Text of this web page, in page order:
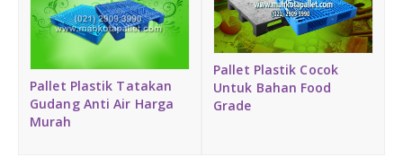
Pallet Plastik Tatakan
Gudang Anti Air Harga
Murah
Pallet Plastik Cocok
Untuk Bahan Food
Grade